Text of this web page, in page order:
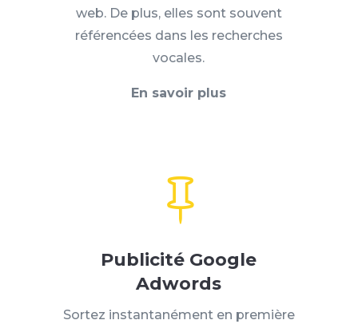
web. De plus, elles sont souvent
référencées dans les recherches
vocales.
En savoir plus

Publicité Google
Adwords
Sortez instantanément en première